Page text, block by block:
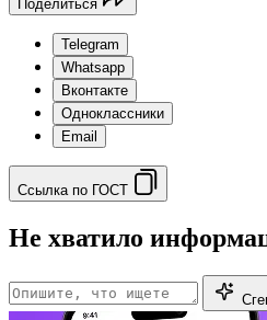
Поделиться
Telegram
Whatsapp
Вконтакте
Одноклассники
Email
Ссылка по ГОСТ
Не хватило